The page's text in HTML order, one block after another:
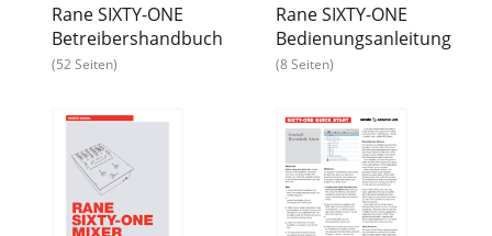
Rane SIXTY-ONE
Betreibershandbuch
(52 Seiten)
Rane SIXTY-ONE
Bedienungsanleitung
(8 Seiten)